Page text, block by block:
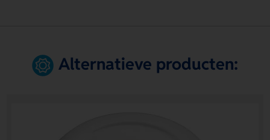
Alternatieve producten: